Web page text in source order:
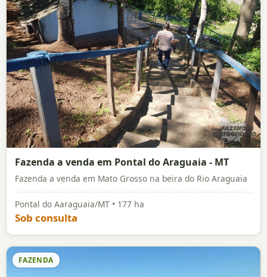
Fazenda a venda em Pontal do Araguaia - MT
Fazenda a venda em Mato Grosso na beira do Rio Araguaia
Pontal do Aaraguaia/MT • 177 ha
Sob consulta
FAZENDA